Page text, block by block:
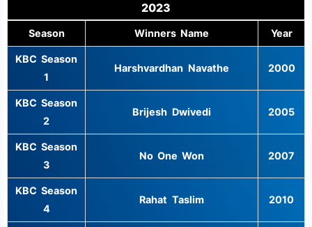
2023
Season Winners Name Year
KBC Season
1
Harshvardhan Navathe 2000
KBC Season
2
Brijesh Dwivedi 2005
KBC Season
3
No One Won 2007
KBC Season
4
Rahat Taslim 2010